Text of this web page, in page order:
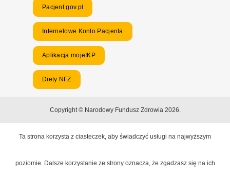
Pacjent.gov.pl
Internetowe Konto Pacjenta
Aplikacja mojeIKP
Diety NFZ
Copyright © Narodowy Fundusz Zdrowia 2026.
Ta strona korzysta z ciasteczek, aby świadczyć usługi na najwyższym
poziomie. Dalsze korzystanie ze strony oznacza, że zgadzasz się na ich